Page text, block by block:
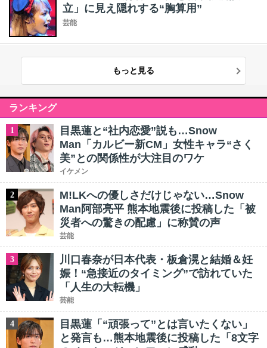
立」に見え隠れする“胸算用”
芸能
もっと見る
ランキング
1
目黒蓮と“社内恋愛”説も…Snow
Man「カルビー新CM」女性キャラ“さく
美”との関係性が大注目のワケ
イケメン
2
M!LKへの優しさだけじゃない…Snow
Man阿部亮平 熊本地震後に投稿した「被
災者への驚きの配慮」に称賛の声
芸能
3
川口春奈が日本代表・板倉滉と結婚＆妊
娠！“急接近のタイミング”で訪れていた
「人生の大転機」
芸能
4
目黒蓮「“頑張って”とは言いたくない」
と発言も…熊本地震後に投稿した「8文字